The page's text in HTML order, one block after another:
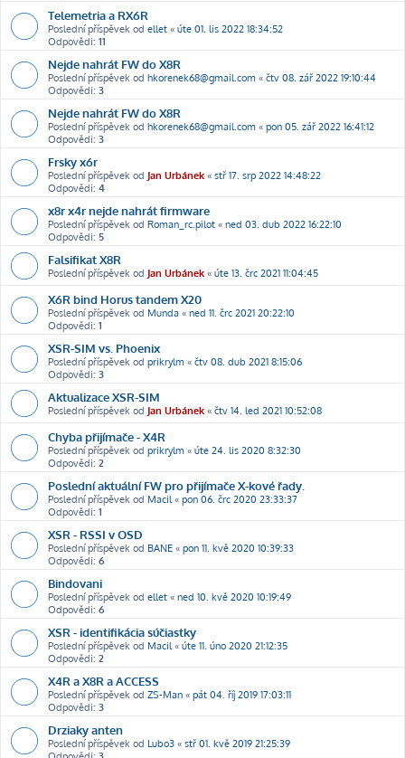
Telemetria a RX6R
Poslední příspěvek od ellet « úte 01. lis 2022 18:34:52
Odpovědi: 11
Nejde nahrát FW do X8R
Poslední příspěvek od hkorenek68@gmail.com « čtv 08. zář 2022 19:10:44
Odpovědi: 3
Nejde nahrát FW do X8R
Poslední příspěvek od hkorenek68@gmail.com « pon 05. zář 2022 16:41:12
Odpovědi: 3
Frsky x6r
Poslední příspěvek od Jan Urbánek « stř 17. srp 2022 14:48:22
Odpovědi: 4
x8r x4r nejde nahrát firmware
Poslední příspěvek od Roman_rc.pilot « ned 03. dub 2022 16:22:10
Odpovědi: 5
Falsifikat X8R
Poslední příspěvek od Jan Urbánek « úte 13. črc 2021 11:04:45
X6R bind Horus tandem X20
Poslední příspěvek od Munda « ned 11. črc 2021 20:22:10
Odpovědi: 1
XSR-SIM vs. Phoenix
Poslední příspěvek od prikrylm « čtv 08. dub 2021 8:15:06
Odpovědi: 3
Aktualizace XSR-SIM
Poslední příspěvek od Jan Urbánek « čtv 14. led 2021 10:52:08
Chyba přijímače - X4R
Poslední příspěvek od prikrylm « úte 24. lis 2020 8:32:30
Odpovědi: 2
Poslední aktuální FW pro přijímače X-kové řady.
Poslední příspěvek od Macil« pon 06. črc 2020 23:33:37
Odpovědi: 1
XSR - RSSI v OSD
Poslední příspěvek od BANE « pon 11. kvě 2020 10:39:33
Odpovědi: 6
Bindovani
Poslední příspěvek od ellet « ned 10. kvě 2020 10:19:49
Odpovědi: 6
XSR - identifikácia súčiastky
Poslední příspěvek od Macil« úte 11. úno 2020 21:12:35
Odpovědi: 2
X4R a X8R a ACCESS
Poslední příspěvek od ZS-Man « pát 04. říj 2019 17:03:11
Odpovědi: 3
Drziaky anten
Poslední příspěvek od Lubo3 « stř 01. kvě 2019 21:25:39